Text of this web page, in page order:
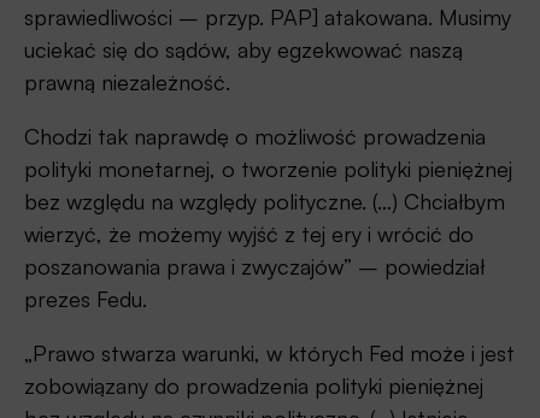
sprawiedliwości – przyp. PAP] atakowana. Musimy
uciekać się do sądów, aby egzekwować naszą
prawną niezależność.
Chodzi tak naprawdę o możliwość prowadzenia
polityki monetarnej, o tworzenie polityki pieniężnej
bez względu na względy polityczne. (…) Chciałbym
wierzyć, że możemy wyjść z tej ery i wrócić do
poszanowania prawa i zwyczajów” – powiedział
prezes Fedu.
„Prawo stwarza warunki, w których Fed może i jest
zobowiązany do prowadzenia polityki pieniężnej